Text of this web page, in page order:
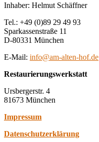
Inhaber: Helmut Schäffner
Tel.: +49 (0)89 29 49 93
Sparkassenstraße 11
D-80331 München
E-Mail: info@am-alten-hof.de
Restaurierungswerkstatt
Ursbergerstr. 4
81673 München
Impressum
Datenschutzerklärung